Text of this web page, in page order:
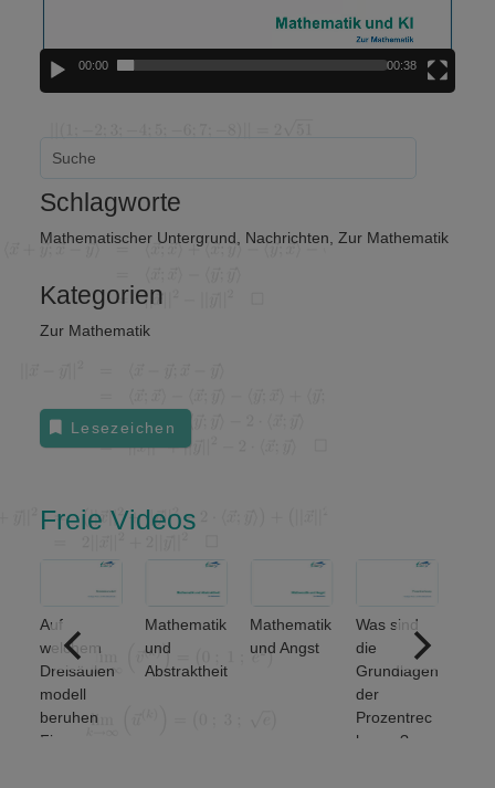
00:00 00:38
Schlagworte
Mathematischer Untergrund Nachrichten Zur Mathematik
Kategorien
Zur Mathematik
Lesezeichen
Freie Videos
Auf
welchem
Dreisäulen
modell
beruhen
Finanz-
Mathematik
und
Abstraktheit
Mathematik
und Angst
Was sind
die
Grundlagen
der
Prozentrec
hnung?